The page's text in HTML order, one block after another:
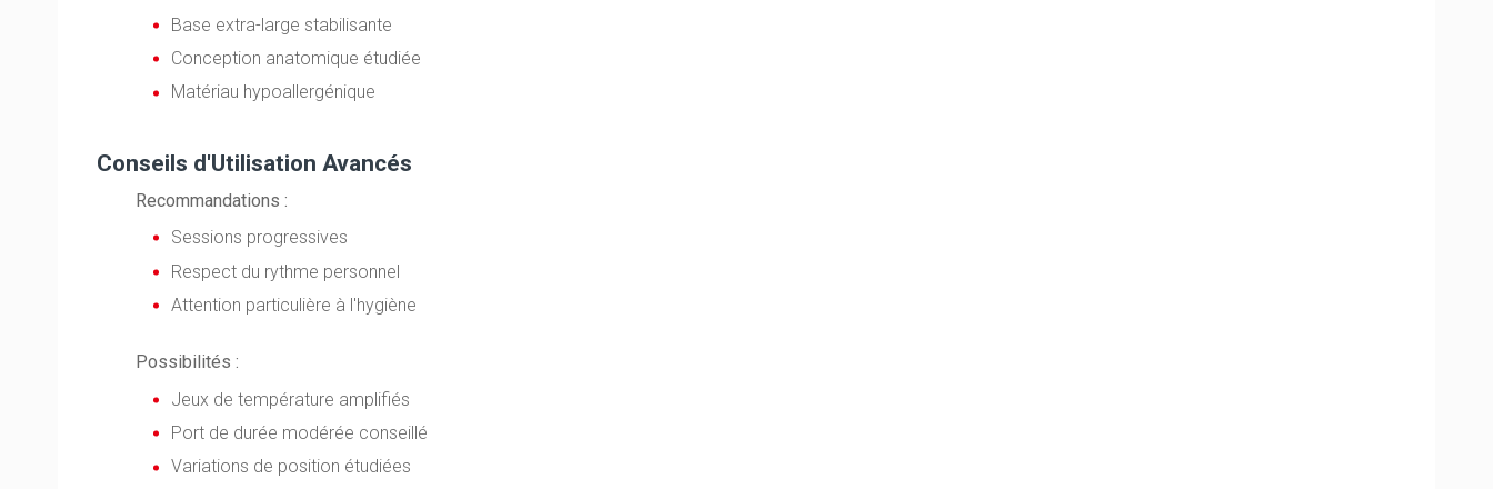
Base extra-large stabilisante
Conception anatomique étudiée
Matériau hypoallergénique
Conseils d'Utilisation Avancés
Recommandations :
Sessions progressives
Respect du rythme personnel
Attention particulière à l'hygiène
Possibilités :
Jeux de température amplifiés
Port de durée modérée conseillé
Variations de position étudiées